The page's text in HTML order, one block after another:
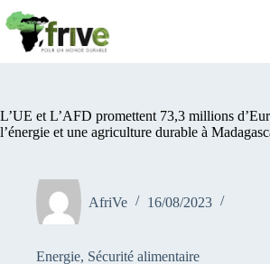
au
contenu
L’UE et L’AFD promettent 73,3 millions
l’énergie et une agriculture durable à
AfriVe 16/08/2023
Energie, Sécurité alimentaire